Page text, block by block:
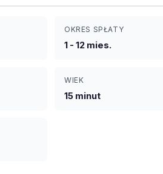
OKRES SPŁATY
1 - 12 mies.
WIEK
15 minut